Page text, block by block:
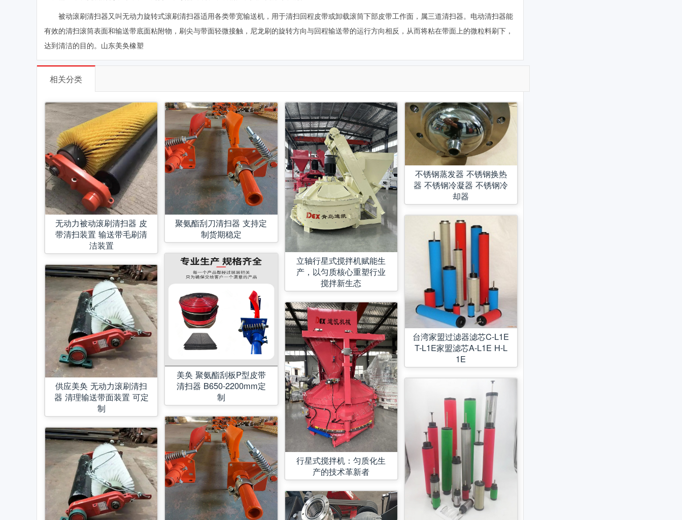
被动滚刷清扫器又叫无动力旋转式滚刷清扫器适用各类带宽输送机，用于清扫回程皮带或卸载滚筒下部皮带工作面，属三道清扫器。电动清扫器能
有效的清扫滚筒表面和输送带底面粘附物，刷尖与带面轻微接触，尼龙刷的旋转方向与回程输送带的运行方向相反，从而将粘在带面上的微粒料刷下，
达到清洁的目的。山东美奂橡塑
相关分类
无动力被动滚刷清扫器 皮
带清扫装置 输送带毛刷清
洁装置
供应美奂 无动力滚刷清扫
器 清理输送带面装置 可定
制
聚氨酯刮刀清扫器 支持定
制货期稳定
美奂 聚氨酯刮板P型皮带
清扫器 B650-2200mm定
制
立轴行星式搅拌机赋能生
产，以匀质核心重塑行业
搅拌新生态
行星式搅拌机：匀质化生
产的技术革新者
不锈钢蒸发器 不锈钢换热
器 不锈钢冷凝器 不锈钢冷
却器
台湾家盟过滤器滤芯C-L1E
T-L1E家盟滤芯A-L1E H-L
1E